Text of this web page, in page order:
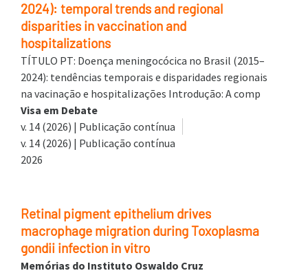
2024): temporal trends and regional
disparities in vaccination and
hospitalizations
TÍTULO PT: Doença meningocócica no Brasil (2015–
2024): tendências temporais e disparidades regionais
na vacinação e hospitalizações Introdução: A comp
Visa em Debate
v. 14 (2026) | Publicação contínua
v. 14 (2026) | Publicação contínua
2026
Retinal pigment epithelium drives
macrophage migration during Toxoplasma
gondii infection in vitro
Memórias do Instituto Oswaldo Cruz